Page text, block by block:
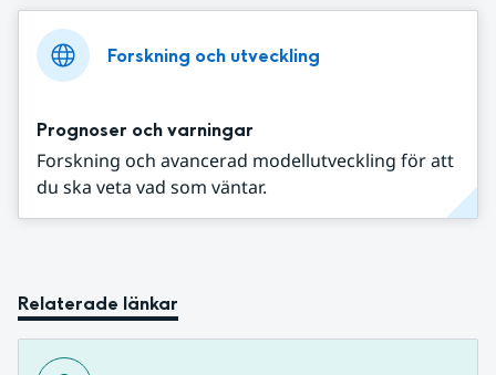
Forskning och utveckling
Prognoser och varningar
Forskning och avancerad modellutveckling för att
du ska veta vad som väntar.
Relaterade länkar